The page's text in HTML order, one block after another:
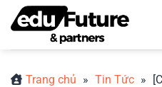
qua
Trang chủ » Tin Tức »